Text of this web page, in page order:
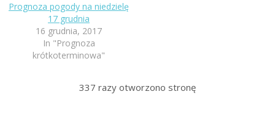
Prognoza pogody na niedzielę
17 grudnia
16 grudnia, 2017
In "Prognoza
krótkoterminowa"
337 razy otworzono stronę